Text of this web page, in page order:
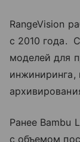
RangeVision
с 2010 года.
моделей для
инжиниринга,
Ранее Bambu
с объемом